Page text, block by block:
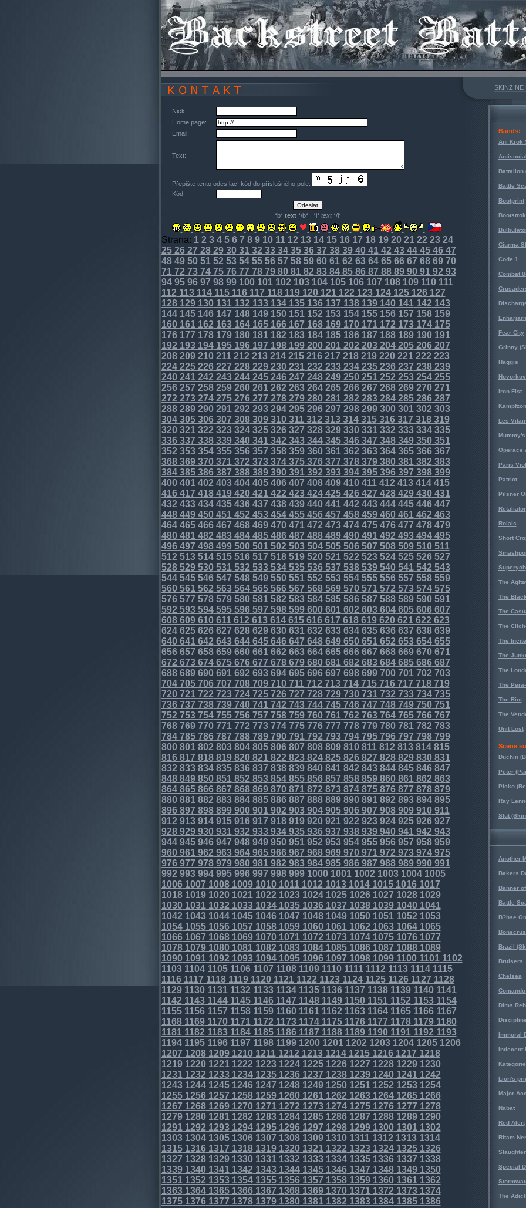
SKINZINE
Nick:
Home page:
Email:
Text:
Přepište tento odesílací kód do příslušného pole:
Kód:
*b* text*/b* | *i* text*/i*
Strana: 12 34567 89101112 1314151617 1819202122 2324
252627 2829303132 3334353637 3839404142 4344454647
4849505152 5354555657 5859606162 6364656667 686970
7172 7374757677 7879808182 8384858687 8889909192 93
94959697 9899100101102 103104105106107 108109110111
112 113114115116117 118119120121122 123124125126127
128129130131132 133134135136137 138139140141142 143
144145146147 148149150151152 153154155156157 158159
160161162 163164165166167 168169170171172 173174175
176177 178179180181182 183184185186187 188189190191
192 193194195196197 198199200201202 203204205206207
208209210211212 213214215216217 218219220221222 223
224225226227 228229230231232 233234235236237 238239
240241242 243244245246247 248249250251252 253254255
256257 258259260261262 263264265266267 268269270271
272 273274275276277 278279280281282 283284285286287
288289290291292 293294295296297 298299300301302 303
304305306307 308309310311312 313314315316317 318319
320321322 323324325326327 328329330331332 333334335
336337 338339340341342 343344345346347 348349350351
352 353354355356357 358359360361362 363364365366367
368369370371372 373374375376377 378379380381382 383
384385386387 388389390391392 393394395396397 398399
400401402 403404405406407 408409410411412 413414415
416417 418419420421422 423424425426427 428429430431
432 433434435436437 438439440441442 443444445446447
448449450451452 453454455456457 458459460461462 463
464465466467 468469470471472 473474475476477 478479
480481482 483484485486487 488489490491492 493494495
496497 498499500501502 503504505506507 508509510511
512 513514515516517 518519520521522 523524525526527
528529530531532 533534535536537 538539540541542 543
544545546547 548549550551552 553554555556557 558559
560561562 563564565566567 568569570571572 573574575
576577 578579580581582 583584585586587 588589590591
592 593594595596597 598599600601602 603604605606607
608609610611612 613614615616617 618619620621622 623
624625626627 628629630631632 633634635636637 638639
640641642 643644645646647 648649650651652 653654655
656657 658659660661662 663664665666667 668669670671
672 673674675676677 678679680681682 683684685686687
688689690691692 693694695696697 698699700701702 703
704705706707 708709710711712 713714715716717 718719
720721722 723724725726727 728729730731732 733734735
736737 738739740741742 743744745746747 748749750751
752 753754755756757 758759760761762 763764765766767
768769770771772 773774775776777 778779780781782 783
784785786787 788789790791792 793794795796797 798799
800801802 803804805806807 808809810811812 813814815
816817 818819820821822 823824825826827 828829830831
832 833834835836837 838839840841842 843844845846847
848849850851852 853854855856857 858859860861862 863
864865866867 868869870871872 873874875876877 878879
880881882 883884885886887 888889890891892 893894895
896897 898899900901902 903904905906907 908909910911
912 913914915916917 918919920921922 923924925926927
928929930931932 933934935936937 938939940941942 943
944945946947 948949950951952 953954955956957 958959
960961962 963964965966967 968969970971972 973974975
976977 978979980981982 983984985986987 988989990991
992 993994995996997 998999100010011002 100310041005
10061007 10081009101010111012 10131014101510161017
10181019102010211022 10231024102510261027 10281029
103010311032 10331034103510361037 1038103910401041
1042 10431044104510461047 10481049105010511052 1053
1054105510561057 10581059106010611062 106310641065
10661067 10681069107010711072 10731074107510761077
10781079108010811082 10831084108510861087 10881089
109010911092 10931094109510961097 10981099110011011102
11031104110511061107 11081109111011111112 111311141115
11161117 11181119112011211122 11231124112511261127 1128
1129113011311132 11331134113511361137 1138113911401141
1142 11431144114511461147 11481149115011511152 11531154
115511561157 11581159116011611162 11631164116511661167
11681169117011711172 11731174117511761177 117811791180
11811182 11831184118511861187 11881189119011911192 1193
1194119511961197 11981199120012011202 1203120412051206
1207 12081209121012111212 12131214121512161217 1218
1219122012211222 12231224122512261227 122812291230
12311232 12331234123512361237 12381239124012411242
12431244124512461247 12481249125012511252 12531254
125512561257 12581259126012611262 1263126412651266
1267 12681269127012711272 12731274127512761277 1278
1279128012811282 12831284128512861287 128812891290
12911292 12931294129512961297 12981299130013011302
13031304130513061307 13081309131013111312 13131314
131513161317 13181319132013211322 1323132413251326
1327 13281329133013311332 13331334133513361337 1338
1339134013411342 13431344134513461347 134813491350
13511352 13531354135513561357 13581359136013611362
13631364136513661367 13681369137013711372 13731374
137513761377 13781379138013811382 1383138413851386
Bands:
Ani Krok
Battalion
Battle
Bootprint
Ciurma
Code 1
Combat
Fear City
Grinny
Haggis
Iron Fist
Les
Operace
Paris
Patriot
Pilsner
Retaliator
Roials
Short
Superyob
The
The
The
The
The
The
The
The
The Riot
The
Unit Lost
Scene
Duchin
Peter
Picko
Ray
Slut
Another
Bakers
Banner
Battle
B?hse
Brazil
Bruisers
Chelsea
Dims
Immoral
Indecent
Lion's
Major
Nabat
Red Alert
Ritam
Special
The